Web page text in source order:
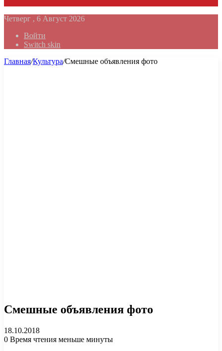
Четверг , 6 Август 2026
Войти
Switch skin
Главная/Культура/Смешные объявления фото
Смешные объявления фото
18.10.2018
0 Время чтения меньше минуты